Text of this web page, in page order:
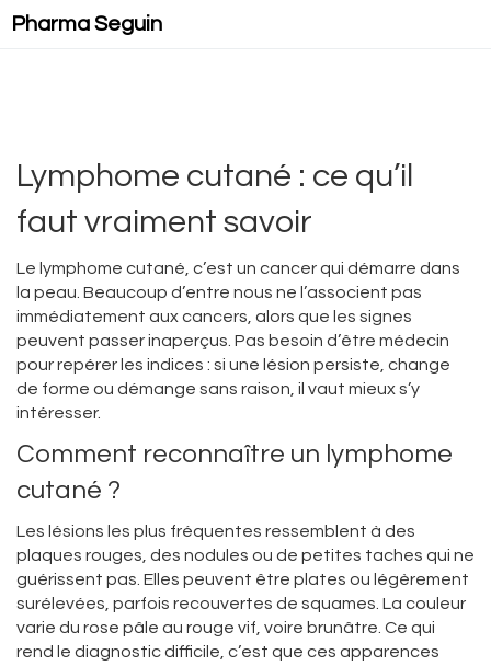
Pharma Seguin
Lymphome cutané : ce qu’il
faut vraiment savoir
Le lymphome cutané, c’est un cancer qui démarre dans
la peau. Beaucoup d’entre nous ne l’associent pas
immédiatement aux cancers, alors que les signes
peuvent passer inaperçus. Pas besoin d’être médecin
pour repérer les indices : si une lésion persiste, change
de forme ou démange sans raison, il vaut mieux s’y
intéresser.
Comment reconnaître un lymphome
cutané ?
Les lésions les plus fréquentes ressemblent à des
plaques rouges, des nodules ou de petites taches qui ne
guérissent pas. Elles peuvent être plates ou légèrement
surélevées, parfois recouvertes de squames. La couleur
varie du rose pâle au rouge vif, voire brunâtre. Ce qui
rend le diagnostic difficile, c’est que ces apparences